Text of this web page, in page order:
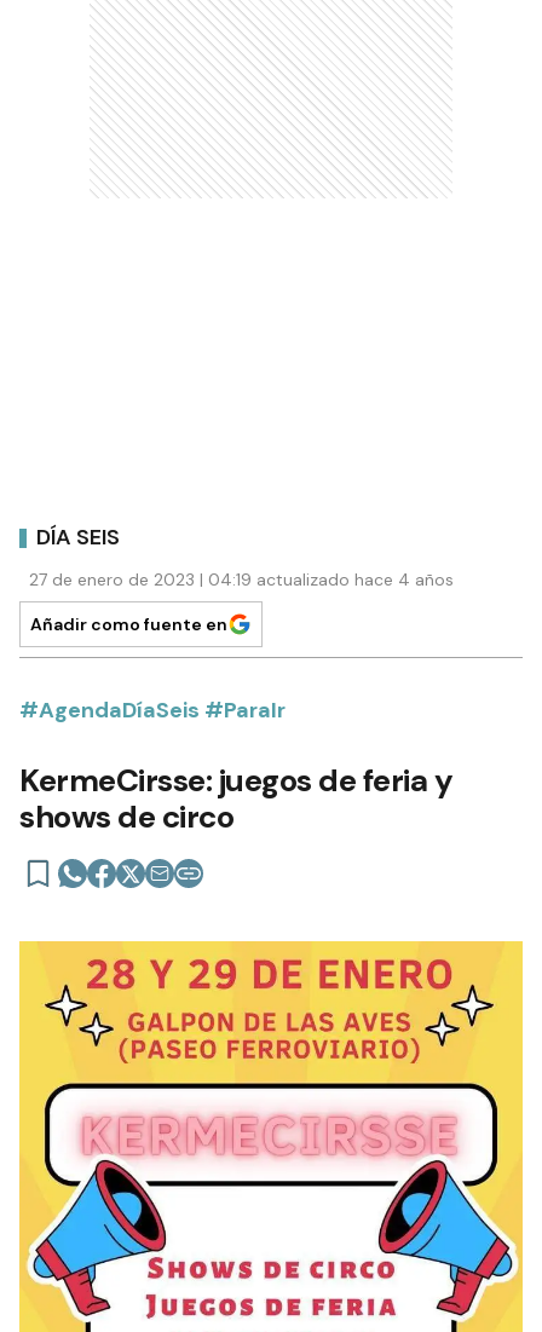
DÍA SEIS
27 de enero de 2023 | 04:19 actualizado hace 4 años
Añadir como fuente en
#AgendaDíaSeis #ParaIr
KermeCirsse: juegos de feria y
shows de circo